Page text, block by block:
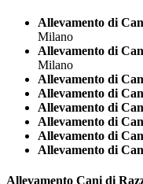
Allevamento di
Milano
Allevamento di
Milano
Allevamento di
Allevamento di
Allevamento di
Allevamento di
Allevamento di
Allevamento di
Allevamento Cani di